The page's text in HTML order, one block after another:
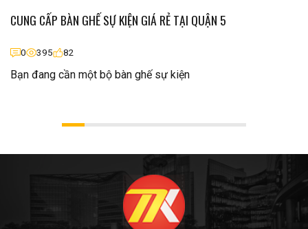
CUNG CẤP BÀN GHẾ SỰ KIỆN GIÁ RẺ TẠI QUẬN 5
0 395 82
Bạn đang cần một bộ bàn ghế sự kiện